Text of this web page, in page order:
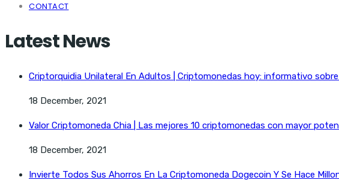
CONTACT
Latest News
Criptorquidia Unilateral En Adultos | Criptomonedas hoy: informativo
18 December, 2021
Valor Criptomoneda Chia | Las mejores 10 criptomonedas con mayor
18 December, 2021
Invierte Todos Sus Ahorros En La Criptomoneda Dogecoin Y Se Hace